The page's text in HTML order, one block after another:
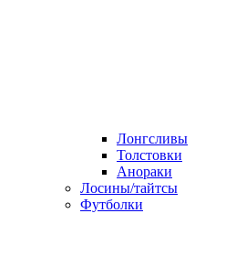
Лонгсливы
Толстовки
Анораки
Лосины/тайтсы
Футболки